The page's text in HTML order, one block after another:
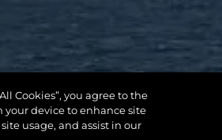
Cookies”, you agree to the
your device to enhance site
usage, and assist in our